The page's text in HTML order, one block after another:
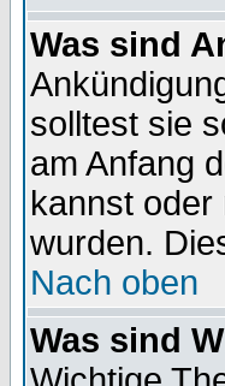
Was sind
solltest sie
am Anfang
kannst
wurden.
Nach oben
Was sind